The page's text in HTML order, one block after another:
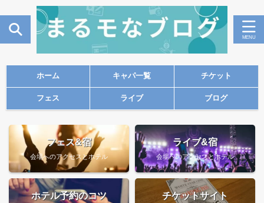
ホーム キャパ一覧 チケット
フェス ライブ ブログ
フェス&宿
会場へのアクセスとホテル
ライブ&宿
会場へのアクセスとホテル
ホテル予約のコツ チケットサイト